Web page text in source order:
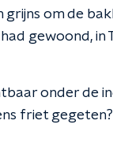
om de
gewoond, in
onder de
friet